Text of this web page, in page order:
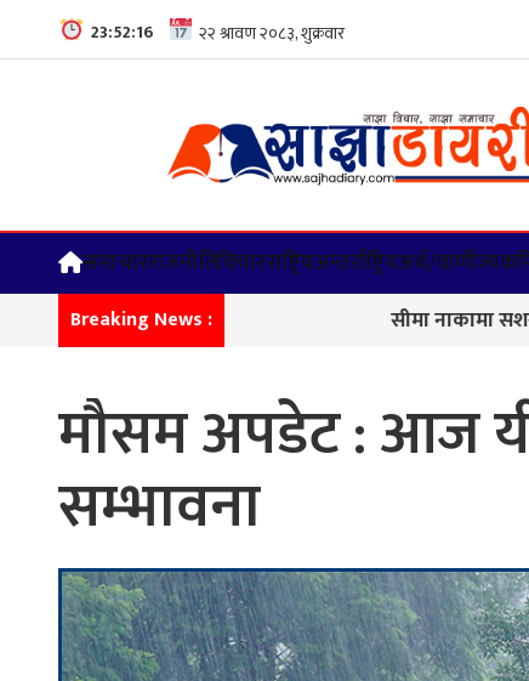
23:52:17
समाचारराजनीतिविचारराष्ट्रियअन्तर्राष्ट्रियअर्थ/वाणीज्य
Breaking News : सीमा नाकामा सशस्त्र
मौसम अपडेट : आज यी
सम्भावना